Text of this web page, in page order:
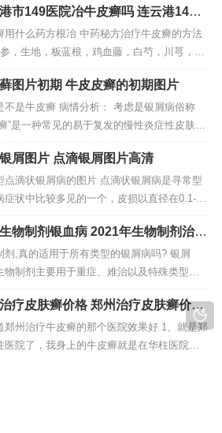
市149医院冶牛皮癣吗 连云港149
三甲医院吗
用什么药方根冶 中药秘方治疗牛皮癣的方法
，生地，板蓝根，鸡血藤，白芍，川芎，生
甘草，土茯苓，丹皮等。把以上这些中药配
起使用，治疗牛皮癣的效果是十分明显的，
词中药秘方治疗，能让病人牛皮癣的症状得
的缓解。使用药物：可以在医生的指导下外
三醇软膏和卤米松乳膏，并配...
图片初期 牛皮皮癣的初期图片
不是牛皮癣 病情分析： 考虑是银屑病俗称
”是一种常见的易于复发的慢性炎症性皮肤
导意见： 特征性损害为红色丘疹或斑块上覆
银白色鳞屑。病情分析：你好，牛皮癣的病
明确的，主要是表现为皮肤上的红斑一 鳞屑
伴有瘙的感觉或是不痒。是牛皮癣。牛皮癣
顽固性皮肤病。多注...
屑图片 点滴银屑图片高清
点滴状银屑病的图片 点滴状银屑病是寻常型
症状中比较多见的一个，皮损以直径在0.1-0.
小的红丘疹为主，散布于全身各处，多见于
下患者，儿童患点滴状银屑病的症状比较
常型银屑病其实还是比较好治疗的，不过如
及时得到合理的医治，就有可能转化成其他
银屑病，那时候更难...
物制剂银血病 2021年生物制剂治疗
剂,真的适用于所有类型的银屑病吗? 银屑
物制剂主要用于重症、难治以及特殊类型银
者。生物制剂对于重度银屑病患者的疗效较
以快速缓解症状，减轻病情。对于那些对传
无效的银屑病患者，生物制剂是一种较好的
可以提高治疗效果。银屑病目前是无法彻底
疗皮肤癣价格 郑州治疗皮肤癣价格
郑州治疗牛皮癣的那个医院效果好 1、就是郑
医院了，我身上的牛皮癣就是在华柱医院治